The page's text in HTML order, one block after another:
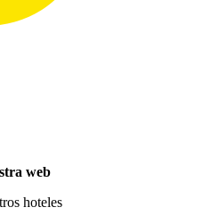
web
hoteles